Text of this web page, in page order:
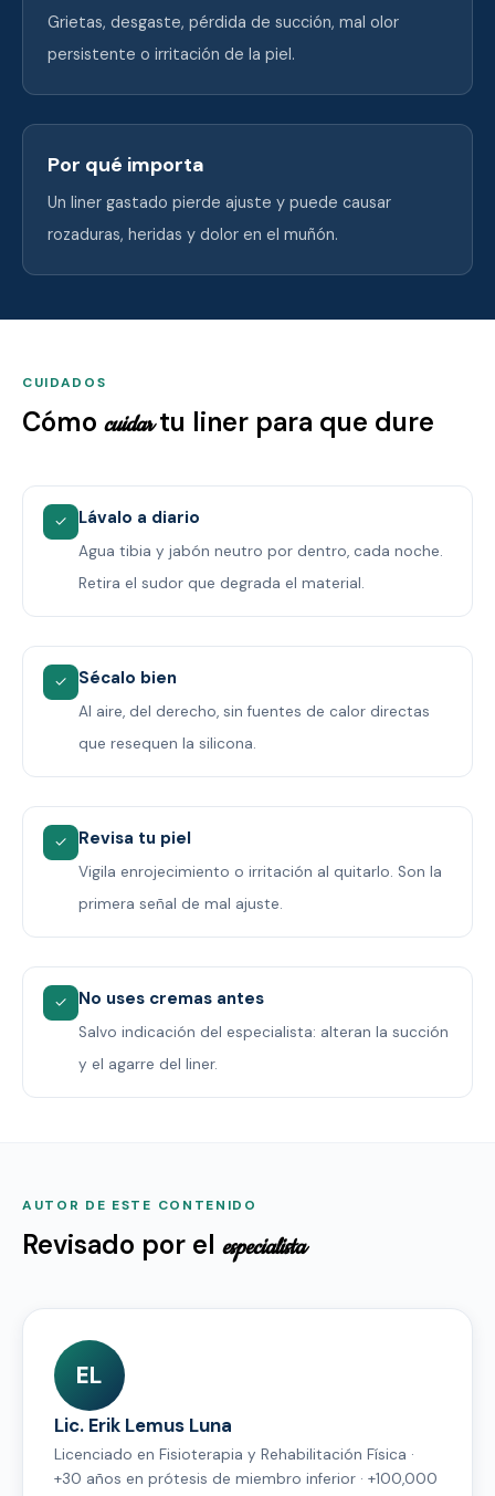
Grietas, desgaste, pérdida de succión, mal olor
persistente o irritación de la piel.
Por qué importa
Un liner gastado pierde ajuste y puede causar
rozaduras, heridas y dolor en el muñón.
CUIDADOS
Cómo cuidartu liner para que dure
✓ Lávalo a diario
Agua tibia y jabón neutro por dentro, cada noche.
Retira el sudor que degrada el material.
✓ Sécalo bien
Al aire, del derecho, sin fuentes de calor directas
que resequen la silicona.
✓ Revisa tu piel
Vigila enrojecimiento o irritación al quitarlo. Son la
primera señal de mal ajuste.
✓ No uses cremas antes
Salvo indicación del especialista: alteran la succión
y el agarre del liner.
AUTOR DE ESTE CONTENIDO
Revisado por el especialista
EL
Lic. Erik Lemus Luna
Licenciado en Fisioterapia y Rehabilitación Física ·
+30 años en prótesis de miembro inferior · +100,000